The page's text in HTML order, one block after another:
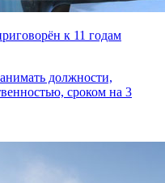
к 11 годам
должности,
сроком на 3